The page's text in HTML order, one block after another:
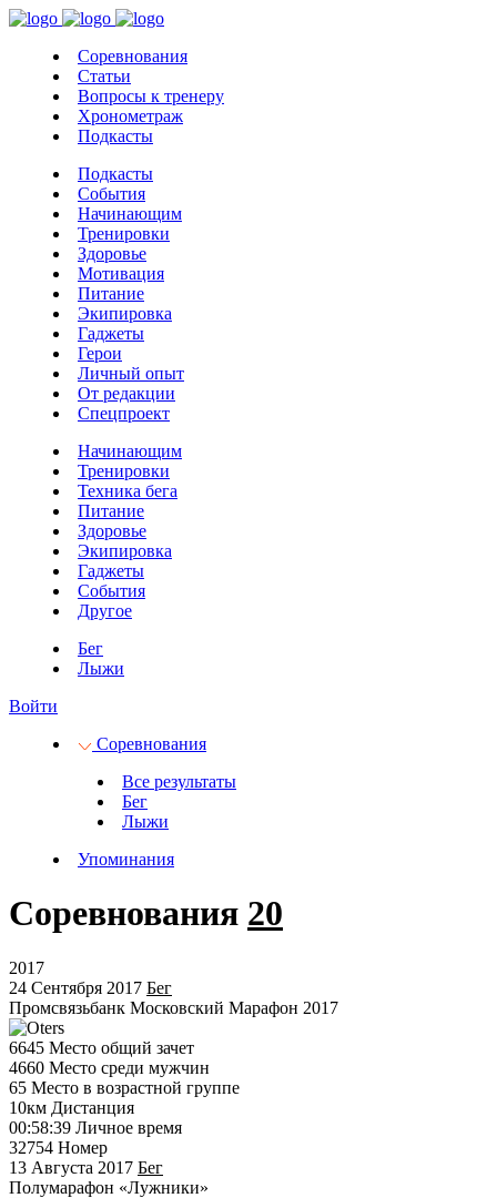
Соревнования
Статьи
Вопросы к тренеру
Хронометраж
Подкасты
Подкасты
События
Начинающим
Тренировки
Здоровье
Мотивация
Питание
Экипировка
Гаджеты
Герои
Личный опыт
От редакции
Спецпроект
Начинающим
Тренировки
Техника бега
Питание
Здоровье
Экипировка
Гаджеты
События
Другое
Бег
Лыжи
Войти
Соревнования
Все результаты
Бег
Лыжи
Упоминания
Соревнования 20
2017
24 Сентября 2017 Бег
Промсвязьбанк Московский Марафон 2017
6645 Место общий зачет
4660 Место среди мужчин
65 Место в возрастной группе
10км Дистанция
00:58:39 Личное время
32754 Номер
13 Августа 2017 Бег
Полумарафон «Лужники»